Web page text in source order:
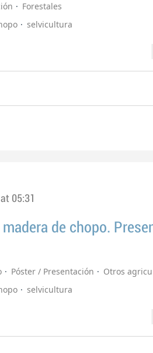
Forestales
selvicultura
05:31
de chopo.
Póster / Presentación
Otros
selvicultura